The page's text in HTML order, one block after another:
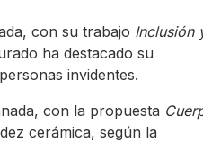
con su trabajo Inclusión
ha destacado su
invidentes.
con la propuesta
cerámica, según la